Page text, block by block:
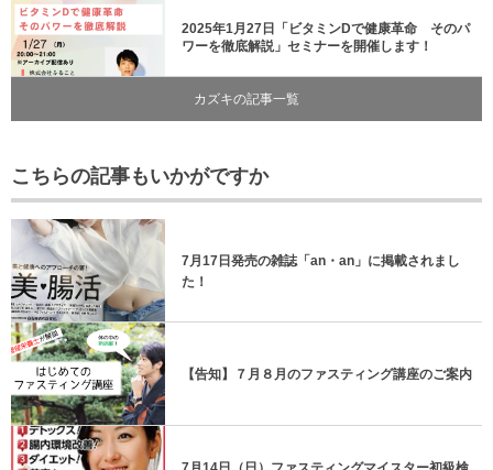
2025年1月27日「ビタミンDで健康革命 そのパ
ワーを徹底解説」セミナーを開催します！
カズキの記事一覧
こちらの記事もいかがですか
7月17日発売の雑誌「an・an」に掲載されまし
た！
【告知】７月８月のファスティング講座のご案内